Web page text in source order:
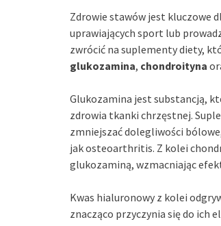
Zdrowie stawów jest kluczowe
uprawiających sport lub
zwrócić na suplementy diety,
glukozamina, chondroityna
Glukozamina jest substancją,
zdrowia tkanki chrzęstnej.
zmniejszać dolegliwości
jak osteoarthritis. Z kolei
glukozaminą, wzmacniając
Kwas hialuronowy z kolei
znacząco przyczynia się do ich